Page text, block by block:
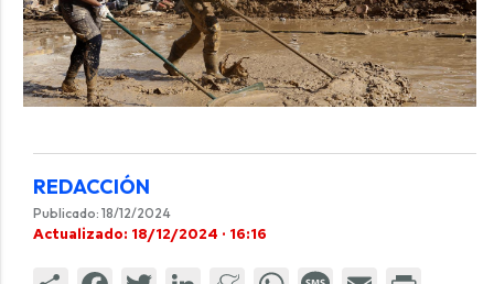
REDACCIÓN
Publicado: 18/12/2024
Actualizado: 18/12/2024 · 16:16